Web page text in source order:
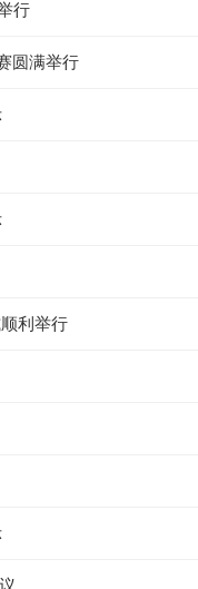
行
圆满举行
利举行